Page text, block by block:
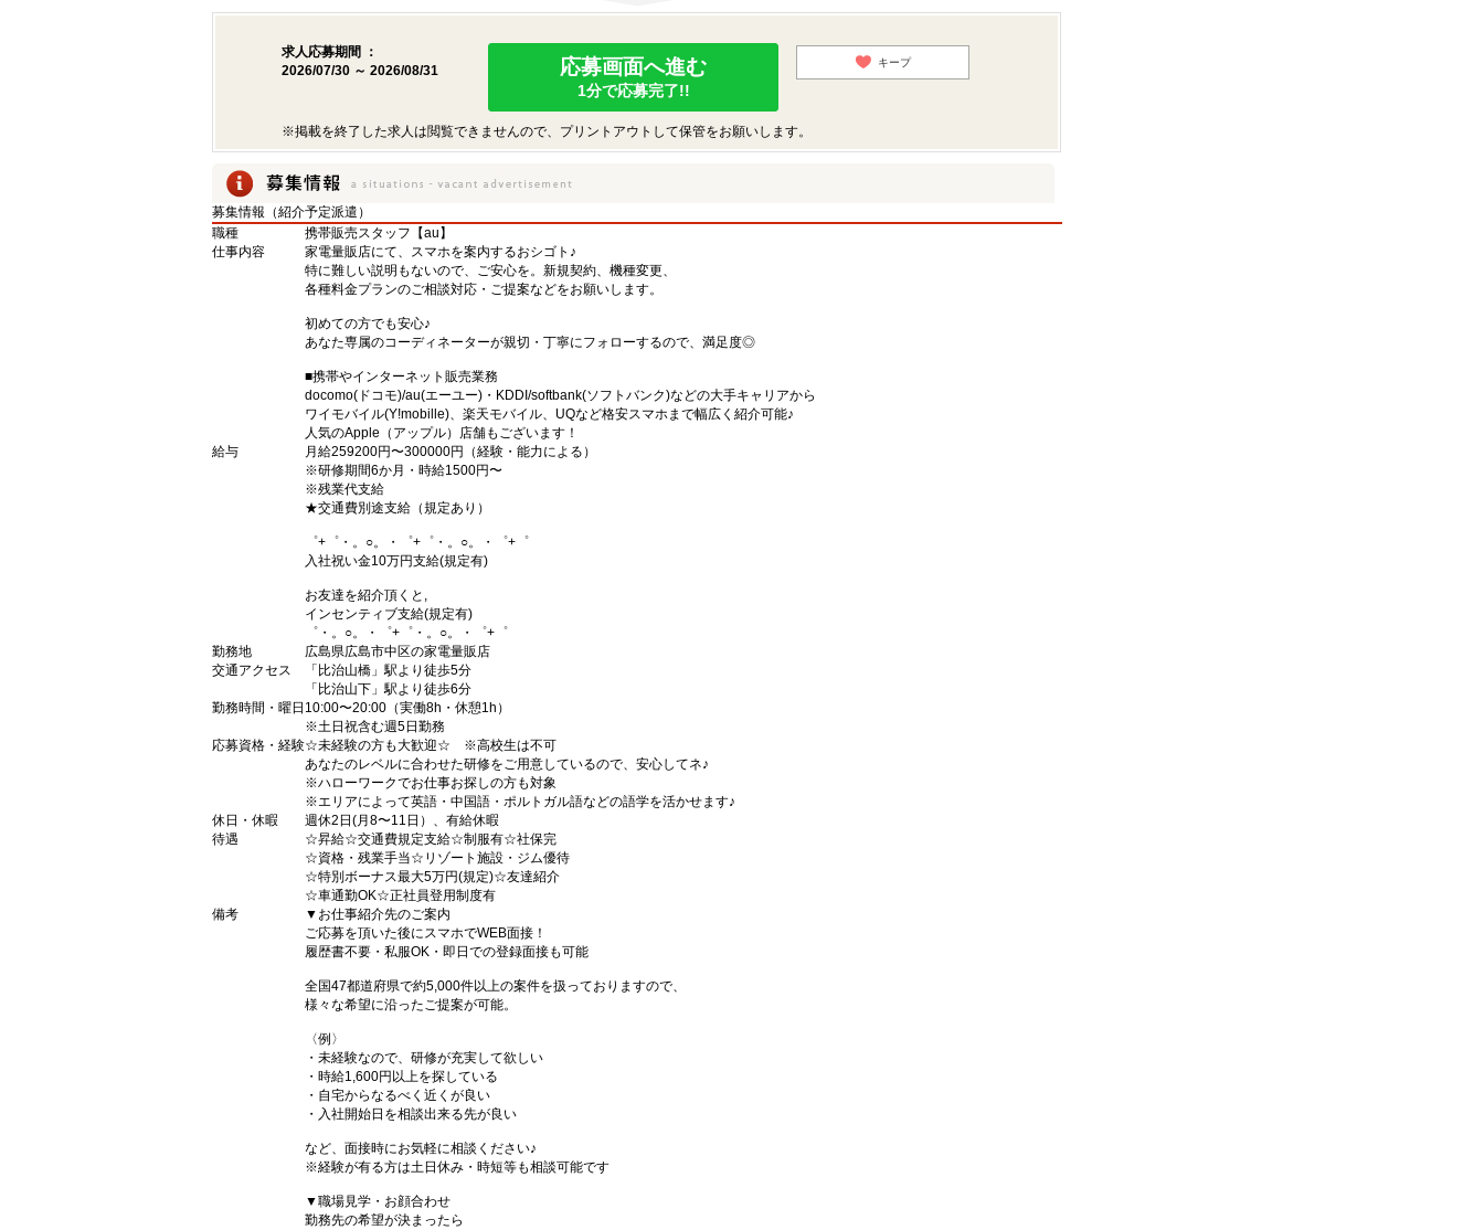
求人応募期間 ：
2026/07/30 ～ 2026/08/31
応募画面へ進む
1分で応募完了!!
キープ
※掲載を終了した求人は閲覧できませんので、プリントアウトして保管をお願いします。
募集情報（紹介予定派遣）
職種
携帯販売スタッフ【au】
仕事内容
家電量販店にて、スマホを案内するおシゴト♪
特に難しい説明もないので、ご安心を。新規契約、機種変更、
各種料金プランのご相談対応・ご提案などをお願いします。
初めての方でも安心♪
あなた専属のコーディネーターが親切・丁寧にフォローするので、満足度◎
■携帯やインターネット販売業務
docomo(ドコモ)/au(エーユー)・KDDI/softbank(ソフトバンク)などの大手キャリアから
ワイモバイル(Y!mobille)、楽天モバイル、UQなど格安スマホまで幅広く紹介可能♪
人気のApple（アップル）店舗もございます！
給与
月給259200円〜300000円（経験・能力による）
※研修期間6か月・時給1500円〜
※残業代支給
★交通費別途支給（規定あり）
゜+゜・。○。・゜+゜・。○。・゜+゜
入社祝い金10万円支給(規定有)
お友達を紹介頂くと,
インセンティブ支給(規定有)
゜・。○。・゜+゜・。○。・゜+゜
勤務地
広島県広島市中区の家電量販店
交通アクセス
「比治山橋」駅より徒歩5分
「比治山下」駅より徒歩6分
勤務時間・曜日 10:00〜20:00（実働8h・休憩1h）
※土日祝含む週5日勤務
応募資格・経験☆未経験の方も大歓迎☆ ※高校生は不可
あなたのレベルに合わせた研修をご用意しているので、安心してネ♪
※ハローワークでお仕事お探しの方も対象
※エリアによって英語・中国語・ポルトガル語などの語学を活かせます♪
休日・休暇
週休2日(月8〜11日）、有給休暇
待遇
☆昇給☆交通費規定支給☆制服有☆社保完
☆資格・残業手当☆リゾート施設・ジム優待
☆特別ボーナス最大5万円(規定)☆友達紹介
☆車通勤OK☆正社員登用制度有
備考
▼お仕事紹介先のご案内
ご応募を頂いた後にスマホでWEB面接！
履歴書不要・私服OK・即日での登録面接も可能
全国47都道府県で約5,000件以上の案件を扱っておりますので、
様々な希望に沿ったご提案が可能。
〈例〉
・未経験なので、研修が充実して欲しい
・時給1,600円以上を探している
・自宅からなるべく近くが良い
・入社開始日を相談出来る先が良い
など、面接時にお気軽に相談ください♪
※経験が有る方は土日休み・時短等も相談可能です
▼職場見学・お顔合わせ
勤務先の希望が決まったら